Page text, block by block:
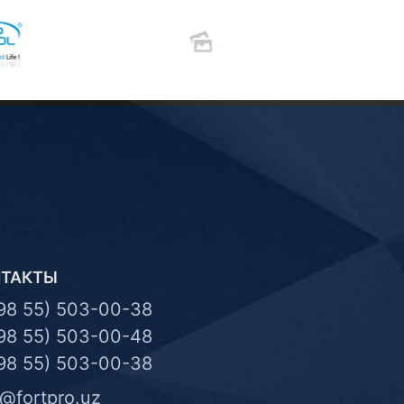
55) 503-00-38
55) 503-00-48
55) 503-00-38